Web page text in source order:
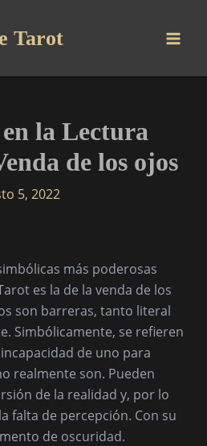
Tarot
la Lectura
de los ojos
5, 2022
más poderosas
es la de la venda de los
son barreras, tanto literal
Simbólicamente, se refieren
de uno para
realmente son. Pueden
de la realidad y, por lo
falta de percepción. Con su
de oscuridad.